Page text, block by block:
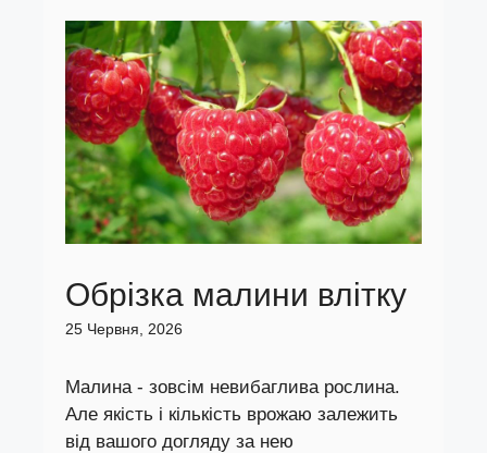
Обрізка малини влітку
25 Червня, 2026
Малина - зовсім невибаглива рослина.
Але якість і кількість врожаю залежить
від вашого догляду за нею